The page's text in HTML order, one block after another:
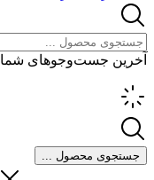
آخرین جست‌وجوهای شما
جستجوی محصول ...